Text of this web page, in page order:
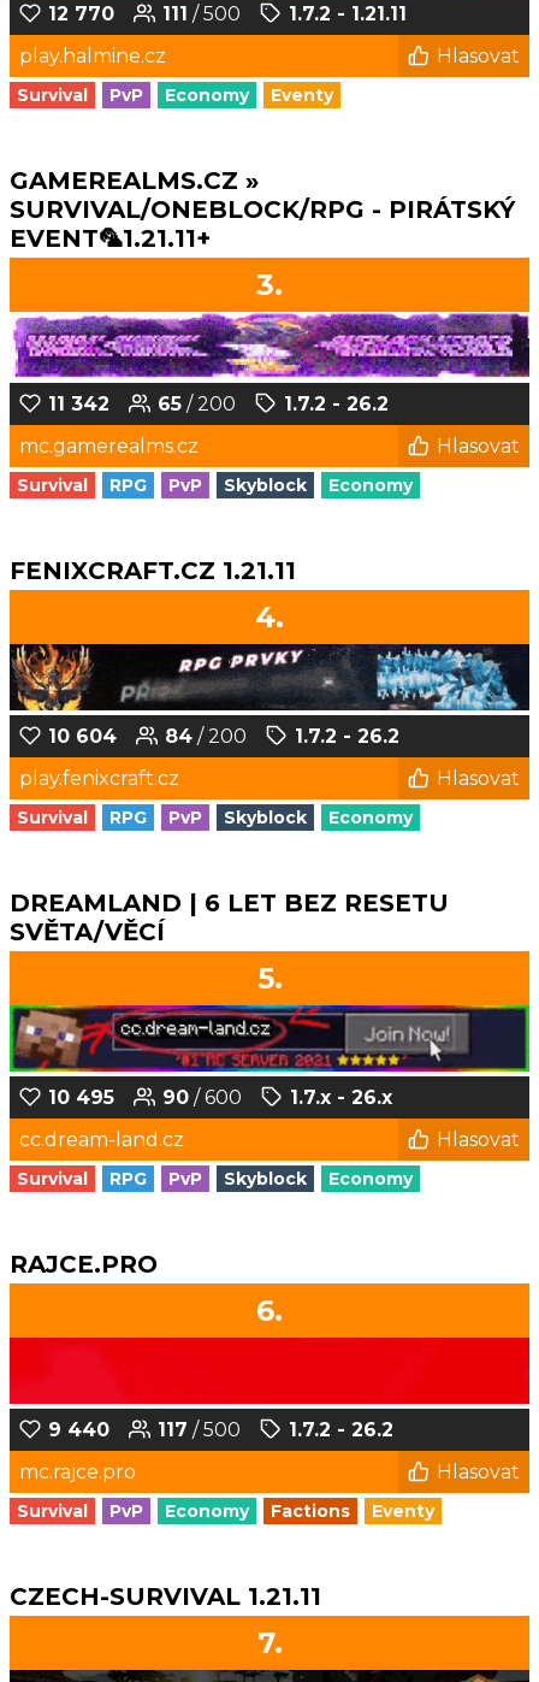
12 770 111 / 500
1.7.2 - 1.21.11
play.halmine.cz
Hlasovat
Survival PvP Economy Eventy
GAMEREALMS.CZ »
SURVIVAL/ONEBLOCK/RPG - PIRÁTSKÝ
EVENT🦜1.21.11+
3.
11 342 65 / 200
1.7.2 - 26.2
mc.gamerealms.cz
Hlasovat
Survival RPG PvP Skyblock Economy
FENIXCRAFT.CZ 1.21.11
4.
10 604 84 / 200
1.7.2 - 26.2
play.fenixcraft.cz
Hlasovat
Survival RPG PvP Skyblock Economy
DREAMLAND | 6 LET BEZ RESETU
SVĚTA/VĚCÍ
5.
10 495 90 / 600
1.7.x - 26.x
cc.dream-land.cz
Hlasovat
Survival RPG PvP Skyblock Economy
RAJCE.PRO
6.
9 440 117 / 500
1.7.2 - 26.2
mc.rajce.pro
Hlasovat
Survival PvP Economy Factions Eventy
CZECH-SURVIVAL 1.21.11
7.